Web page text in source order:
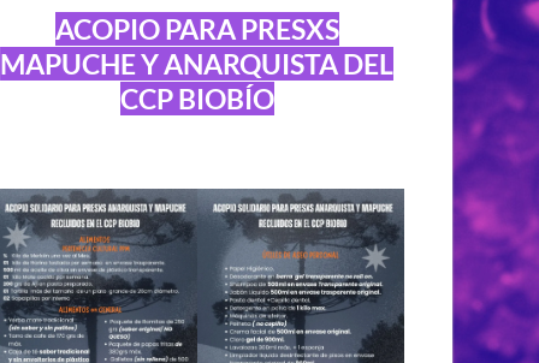
ACOPIO PARA PRESXS
MAPUCHE Y ANARQUISTA DEL
CCP BIOBÍO